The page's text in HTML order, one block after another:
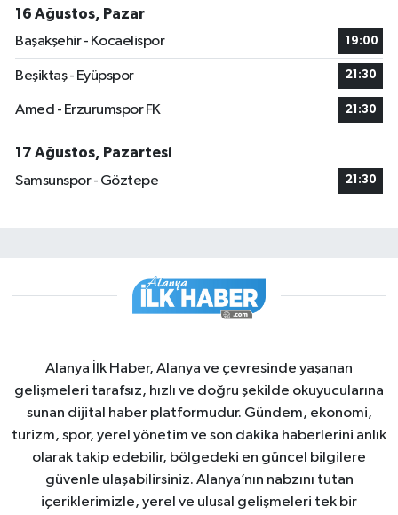
16 Ağustos, Pazar
Başakşehir - Kocaelispor
19:00
Beşiktaş - Eyüpspor 21:30
Amed - Erzurumspor FK 21:30
17 Ağustos, Pazartesi
Samsunspor - Göztepe
21:30
Alanya İlk Haber, Alanya ve çevresinde yaşanan
gelişmeleri tarafsız, hızlı ve doğru şekilde okuyucularına
sunan dijital haber platformudur. Gündem, ekonomi,
turizm, spor, yerel yönetim ve son dakika haberlerini anlık
olarak takip edebilir, bölgedeki en güncel bilgilere
güvenle ulaşabilirsiniz. Alanya’nın nabzını tutan
içeriklerimizle, yerel ve ulusal gelişmeleri tek bir